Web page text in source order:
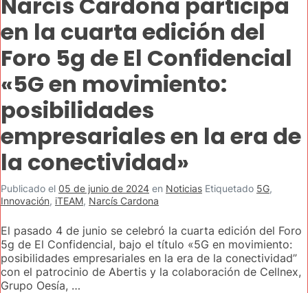
en la cuarta edición del
Foro 5g de El Confidencial
«5G en movimiento:
posibilidades
empresariales en la era de
la conectividad»
Publicado el 05 de junio de 2024 en Noticias Etiquetado 5G,
Innovación, iTEAM, Narcís Cardona
El pasado 4 de junio se celebró la cuarta edición del Foro
5g de El Confidencial, bajo el título «5G en movimiento:
posibilidades empresariales en la era de la conectividad”
con el patrocinio de Abertis y la colaboración de Cellnex,
Grupo Oesía, …